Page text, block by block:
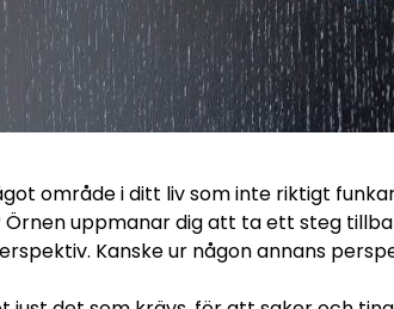
område i ditt liv som inte riktigt
uppmanar dig att ta ett steg
Kanske ur någon annans